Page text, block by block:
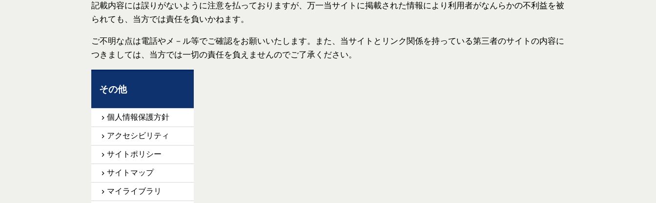
記載内容には誤りがないように注意を払っておりますが、万一当サイトに掲載された情報により利用者がなんらかの不利益を被
られても、当方では責任を負いかねます。
ご不明な点は電話やメ－ル等でご確認をお願いいたします。また、当サイトとリンク関係を持っている第三者のサイトの内容に
つきましては、当方では一切の責任を負えませんのでご了承ください。
その他
個人情報保護方針
アクセシビリティ
サイトポリシー
サイトマップ
マイライブラリ